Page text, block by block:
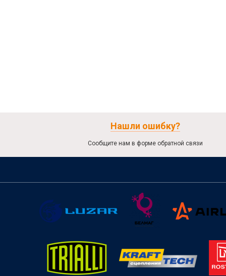
Нашли ошибку?
Сообщите нам в форме обратной связи